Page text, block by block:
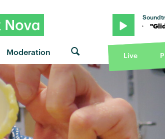
Moderation
x Portugal. The Man · "Glide" von
Live